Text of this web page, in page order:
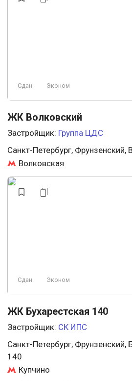
Сдан Эконом
ЖК Волковский
Застройщик: Группа ЦДС
Санкт-Петербург, Фрунзенский,
Волковская
Сдан Эконом
ЖК Бухарестская 140
Застройщик: СК ИПС
Санкт-Петербург, Фрунзенский,
140
Купчино